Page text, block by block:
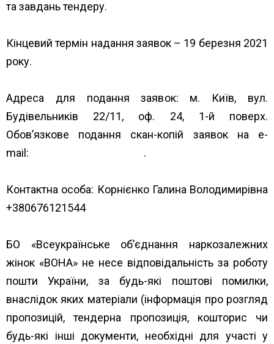
та завдань тендеру.
Кінцевий термін надання заявок – 19 березня 2021
року.
Адреса для подання заявок: м. Київ, вул.
Будівельників 22/11, оф. 24, 1-й поверх.
Обов’язкове подання скан-копій заявок на е-
mail:
.
Контактна особа: Корнієнко Галина Володимирівна
+380676121544
БО «Всеукраїнське об’єднання наркозалежних
жінок «ВОНА» не несе відповідальність за роботу
пошти України, за будь-які поштові помилки,
внаслідок яких матеріали (інформація про розгляд
пропозицій, тендерна пропозиція, кошторис чи
будь-які інші документи, необхідні для участі у